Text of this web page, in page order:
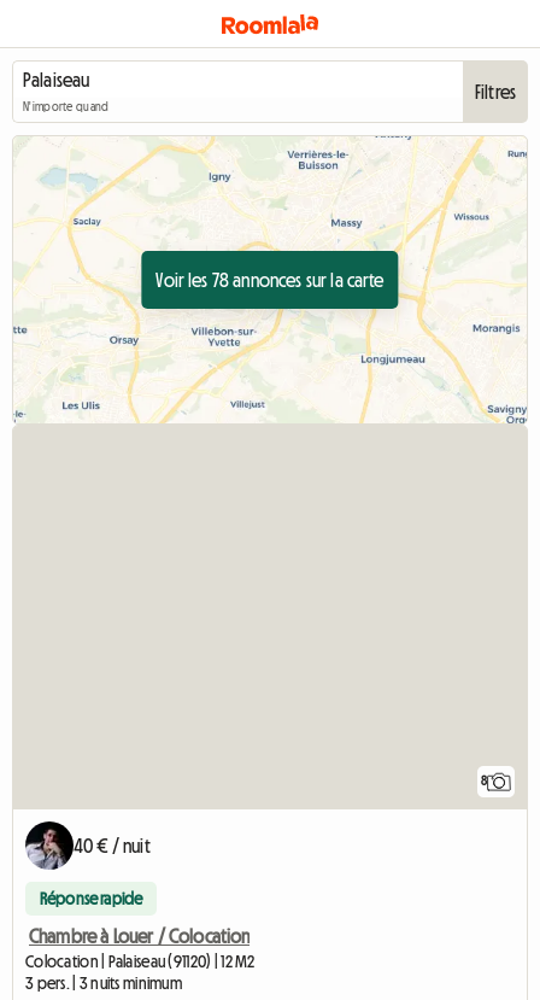
N'importe quand
Filtres
Voir les 78 annonces sur la carte
8
40 € / nuit
Réponse rapide
Chambre à Louer / Colocation
Colocation | Palaiseau (91120) | 12 M2
3 pers. | 3 nuits minimum